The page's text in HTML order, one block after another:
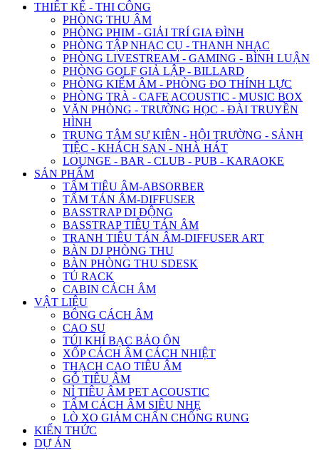
THIẾT KẾ - THI CÔNG
PHÒNG THU ÂM
PHÒNG PHIM - GIẢI TRÍ GIA ĐÌNH
PHÒNG TẬP NHẠC CỤ - THANH NHẠC
PHÒNG LIVESTREAM - GAMING - BÌNH LUẬN
PHÒNG GOLF GIẢ LẬP - BILLARD
PHÒNG KIỂM ÂM - PHÒNG ĐO THÍNH LỰC
PHÒNG TRÀ - CAFE ACOUSTIC - MUSIC BOX
VĂN PHÒNG - TRƯỜNG HỌC - ĐÀI TRUYỀN
HÌNH
TRUNG TÂM SỰ KIỆN - HỘI TRƯỜNG - SẢNH
TIỆC - KHÁCH SẠN - NHÀ HÁT
LOUNGE - BAR - CLUB - PUB - KARAOKE
SẢN PHẨM
TẤM TIÊU ÂM-ABSORBER
TẤM TÁN ÂM-DIFFUSER
BASSTRAP DI ĐỘNG
BASSTRAP TIÊU TÁN ÂM
TRANH TIÊU TÁN ÂM-DIFFUSER ART
BÀN DJ PHÒNG THU
BÀN PHÒNG THU SDESK
TỦ RACK
CABIN CÁCH ÂM
VẬT LIỆU
BÔNG CÁCH ÂM
CAO SU
TÚI KHÍ BẠC BẢO ÔN
XỐP CÁCH ÂM CÁCH NHIỆT
THẠCH CAO TIÊU ÂM
GỖ TIÊU ÂM
NỈ TIÊU ÂM PET ACOUSTIC
TẤM CÁCH ÂM SIÊU NHẸ
LÒ XO GIẢM CHẤN CHỐNG RUNG
KIẾN THỨC
DỰ ÁN